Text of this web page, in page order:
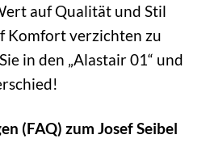
auf Qualität und Stil
Komfort verzichten zu
in den „Alastair 01“ und
(FAQ) zum Josef Seibel